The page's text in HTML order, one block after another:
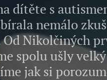
dítěte s
nemálo
Od Nikolčiných
spolu ušly
jak si